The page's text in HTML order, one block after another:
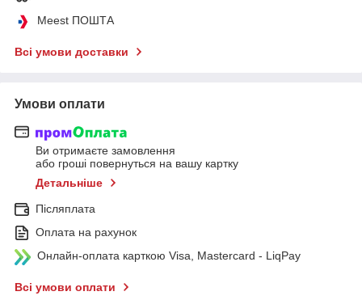
Meest ПОШТА
Всі умови доставки
Умови оплати
Ви отримаєте замовлення
або гроші повернуться на вашу картку
Детальніше
Післяплата
Оплата на рахунок
Онлайн-оплата карткою Visa, Mastercard - LiqPay
Всі умови оплати